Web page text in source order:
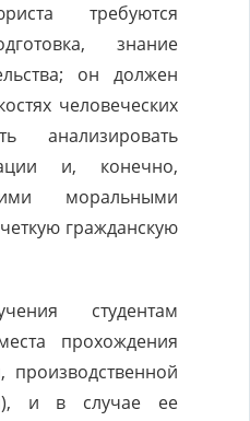
требуются
знание
он должен
человеческих
анализировать
и, конечно,
моральными
гражданскую
студентам
прохождения
производственной
и в случае ее